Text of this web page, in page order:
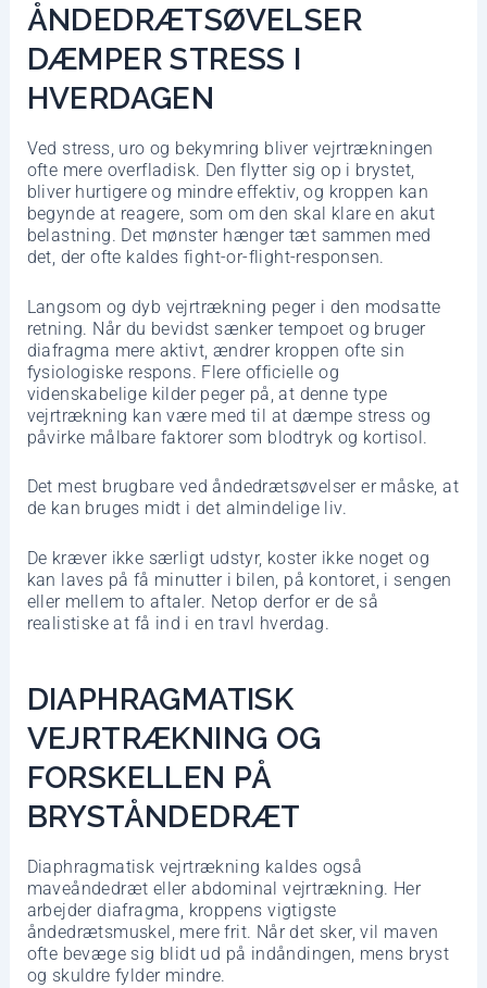
ÅNDEDRÆTSØVELSER
DÆMPER STRESS I
HVERDAGEN
Ved stress, uro og bekymring bliver vejrtrækningen
ofte mere overfladisk. Den flytter sig op i brystet,
bliver hurtigere og mindre effektiv, og kroppen kan
begynde at reagere, som om den skal klare en akut
belastning. Det mønster hænger tæt sammen med
det, der ofte kaldes fight-or-flight-responsen.
Langsom og dyb vejrtrækning peger i den modsatte
retning. Når du bevidst sænker tempoet og bruger
diafragma mere aktivt, ændrer kroppen ofte sin
fysiologiske respons. Flere officielle og
videnskabelige kilder peger på, at denne type
vejrtrækning kan være med til at dæmpe stress og
påvirke målbare faktorer som blodtryk og kortisol.
Det mest brugbare ved åndedrætsøvelser er måske, at
de kan bruges midt i det almindelige liv.
De kræver ikke særligt udstyr, koster ikke noget og
kan laves på få minutter i bilen, på kontoret, i sengen
eller mellem to aftaler. Netop derfor er de så
realistiske at få ind i en travl hverdag.
DIAPHRAGMATISK
VEJRTRÆKNING OG
FORSKELLEN PÅ
BRYSTÅNDEDRÆT
Diaphragmatisk vejrtrækning kaldes også
maveåndedræt eller abdominal vejrtrækning. Her
arbejder diafragma, kroppens vigtigste
åndedrætsmuskel, mere frit. Når det sker, vil maven
ofte bevæge sig blidt ud på indåndingen, mens bryst
og skuldre fylder mindre.